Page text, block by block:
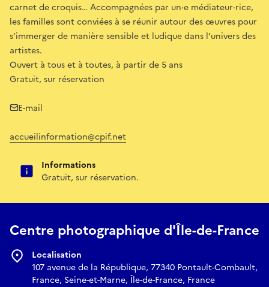
carnet de croquis… Accompagnées par un·e médiateur·rice,
les familles sont conviées à se réunir autour des œuvres pour
s’immerger de manière sensible et ludique dans l’univers des
artistes.
Ouvert à tous et à toutes, à partir de 5 ans
Gratuit, sur réservation
E-mail
accueilinformation@cpif.net
Informations
Gratuit, sur réservation.
Centre photographique d'Île-de-France
Localisation
107 avenue de la République, 77340 Pontault-Combault,
France, Seine-et-Marne, Île-de-France, France